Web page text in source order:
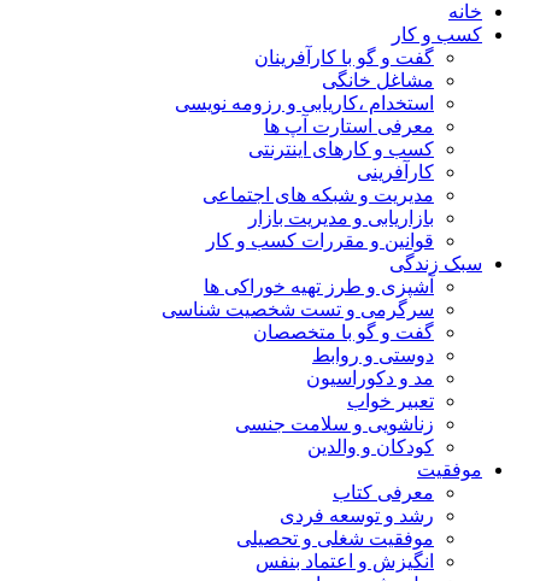
خانه
کسب و کار
گفت و گو با کارآفرینان
مشاغل خانگی
استخدام ،کاریابی و رزومه نویسی
معرفی استارت آپ ها
کسب و کارهای اینترنتی
کارآفرینی
مدیریت و شبکه های اجتماعی
بازاریابی و مدیریت بازار
قوانین و مقررات کسب و کار
سبک زندگی
آشپزی و طرز تهیه خوراکی ها
سرگرمی و تست شخصیت شناسی
گفت و گو با متخصصان
دوستی و روابط
مد و دکوراسیون
تعبیر خواب
زناشویی و سلامت جنسی
کودکان و والدین
موفقیت
معرفی کتاب
رشد و توسعه فردی
موفقیت شغلی و تحصیلی
انگیزش و اعتماد بنفس